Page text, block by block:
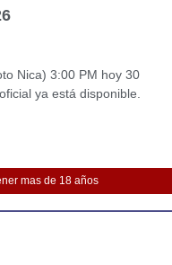
Nica) 3:00 PM hoy 30
ya está disponible.
mas de 18 años